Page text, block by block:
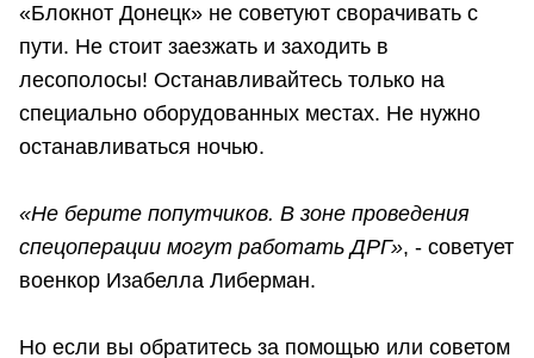
«Блокнот Донецк» не советуют сворачивать с
пути. Не стоит заезжать и заходить в
лесополосы! Останавливайтесь только на
специально оборудованных местах. Не нужно
останавливаться ночью.
«Не берите попутчиков. В зоне проведения
спецоперации могут работать ДРГ», - советует
военкор Изабелла Либерман.
Но если вы обратитесь за помощью или советом